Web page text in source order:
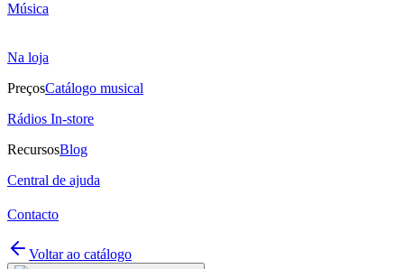
Música
Na loja
PreçosCatálogo musical
Rádios In-store
RecursosBlog
Central de ajuda
Contacto
Voltar ao catálogo